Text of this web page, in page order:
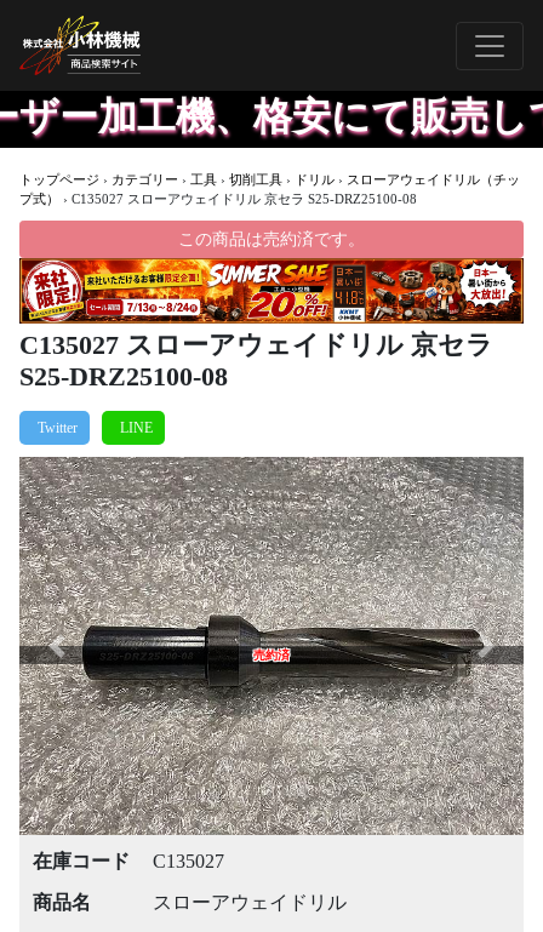
機、格安にて販売してお
トップページ › カテゴリー › 工具 › 切削工具 › ドリル › スローアウェイドリル（チッ
プ式）
› C135027 スローアウェイドリル 京セラ S25-DRZ25100-08
この商品は売約済です。
C135027 スローアウェイドリル 京セラ
S25-DRZ25100-08
売約済
Previous Next
在庫コード
C135027
商品名
スローアウェイドリル